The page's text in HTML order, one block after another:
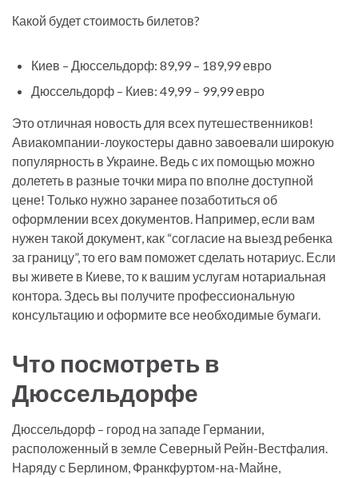
Какой будет стоимость билетов?
Киев – Дюссельдорф: 89,99 – 189,99 евро
Дюссельдорф – Киев: 49,99 – 99,99 евро
Это отличная новость для всех путешественников!
Авиакомпании-лоукостеры давно завоевали широкую
популярность в Украине. Ведь с их помощью можно
долететь в разные точки мира по вполне доступной
цене! Только нужно заранее позаботиться об
оформлении всех документов. Например, если вам
нужен такой документ, как “согласие на выезд ребенка
за границу”, то его вам поможет сделать нотариус. Если
вы живете в Киеве, то к вашим услугам нотариальная
контора. Здесь вы получите профессиональную
консультацию и оформите все необходимые бумаги.
Что посмотреть в
Дюссельдорфе
Дюссельдорф – город на западе Германии,
расположенный в земле Северный Рейн-Вестфалия.
Наряду с Берлином, Франкфуртом-на-Майне,